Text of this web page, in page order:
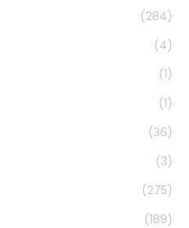
(284)
(4)
(1)
(1)
(36)
(3)
(275)
(189)